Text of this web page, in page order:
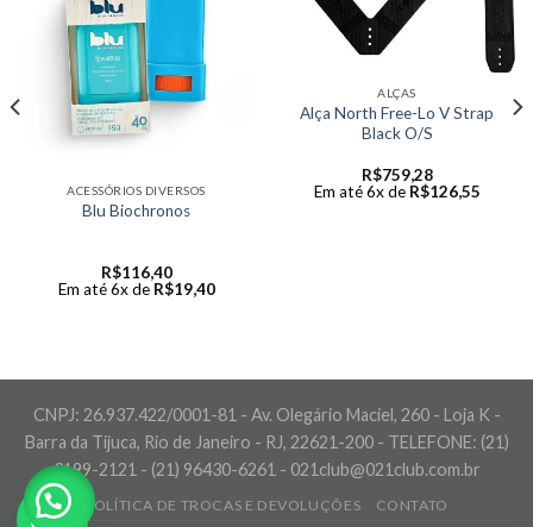
ACESSÓRIOS DIVERSOS
Blu Biochronos
R$116,40
Em até 6x de R$19,40
ALÇAS
Alça North Free-Lo V Strap
Black O/S
R$759,28
Em até 6x de R$126,55
CNPJ: 26.937.422/0001-81 - Av. Olegário Maciel, 260 - Loja K -
Barra da Tijuca, Rio de Janeiro - RJ, 22621-200 - TELEFONE: (21)
3199-2121 - (21) 96430-6261 - 021club@021club.com.br
POLÍTICA DE TROCAS E DEVOLUÇÕES CONTATO